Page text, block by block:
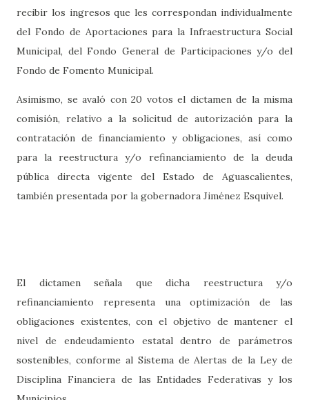
recibir los ingresos que les correspondan individualmente
del Fondo de Aportaciones para la Infraestructura Social
Municipal, del Fondo General de Participaciones y/o del
Fondo de Fomento Municipal.
Asimismo, se avaló con 20 votos el dictamen de la misma
comisión, relativo a la solicitud de autorización para la
contratación de financiamiento y obligaciones, así como
para la reestructura y/o refinanciamiento de la deuda
pública directa vigente del Estado de Aguascalientes,
también presentada por la gobernadora Jiménez Esquivel.
El dictamen señala que dicha reestructura y/o
refinanciamiento representa una optimización de las
obligaciones existentes, con el objetivo de mantener el
nivel de endeudamiento estatal dentro de parámetros
sostenibles, conforme al Sistema de Alertas de la Ley de
Disciplina Financiera de las Entidades Federativas y los